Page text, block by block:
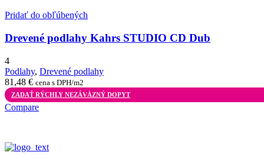
Pridať do obľúbených
Drevené podlahy Kahrs STUDIO CD Dub
4
Podlahy, Drevené podlahy
81,48 € cena s DPH/m2
ZADAŤ RÝCHLY NEZÁVÄZNÝ DOPYT
Compare